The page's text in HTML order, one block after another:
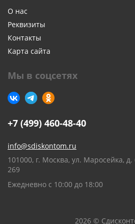
О нас
Реквизиты
Контакты
Карта сайта
Мы в соцсетях
+7 (499) 460-48-40
info@sdiskontom.ru
101000, г. Москва, ул. Маросейка,
269
Ежедневно с 10:00 до 18:00
2026 ©